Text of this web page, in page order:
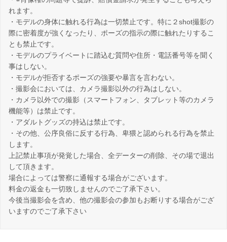
れます。
・モデルの身体に触れる行為は一切禁止です。特に２shot撮影の
際に密着度が強くなったり、ポーズの指示の際に触れたりするこ
とも禁止です。
・モデルのプライベートに踏込む質問や住所・電話番号等を聞く
事はしない。
・モデルが拒否するポーズの強要や暴言を言わない。
・撮影会においては、カメラ撮影以外の行為はしない。
・カメラ以外での撮影（スマートフォン、タブレット等のカメラ
機能等）は禁止です。
・アダルトグッズの持込は禁止です。
・その他、公序良俗に反する行為、卑猥と認められる行為を禁止
します。
上記禁止事項が発覚した場合、全データーの削除、その場で退出
して頂きます。
場合によっては警察に通報する場合がございます。
料金の返金も一切致しませんのでご了承下さい。
今後当撮影会を含め、他の撮影会の参加もお断りする場合がござ
いますのでご了承下さい